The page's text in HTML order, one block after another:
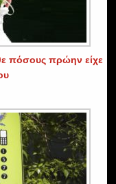
πόσους πρώην είχε